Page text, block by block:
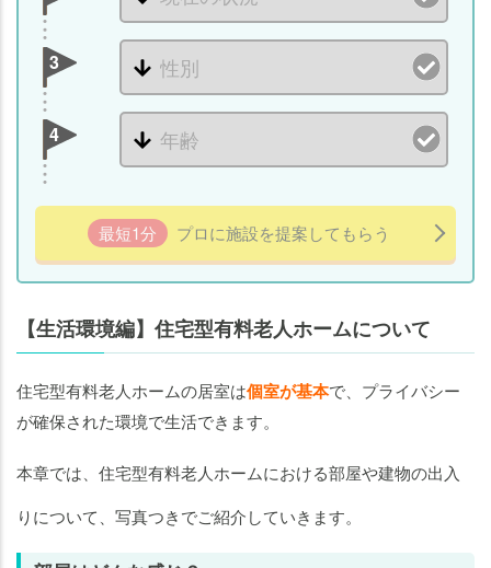
3
4
最短1分 プロに施設を提案してもらう
【生活環境編】住宅型有料老人ホームについて
住宅型有料老人ホームの居室は個室が基本で、プライバシー
が確保された環境で生活できます。
本章では、住宅型有料老人ホームにおける部屋や建物の出入
りについて、写真つきでご紹介していきます。